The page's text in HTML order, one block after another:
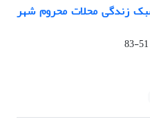
زندگی محلات محروم شهر
51-83